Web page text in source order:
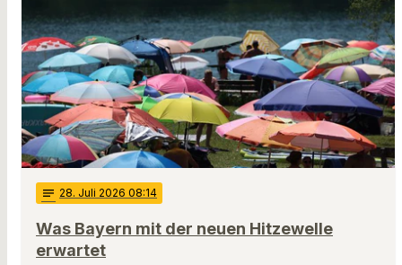
notes 28. Juli 2026 08:14
Was Bayern mit der neuen Hitzewelle
erwartet